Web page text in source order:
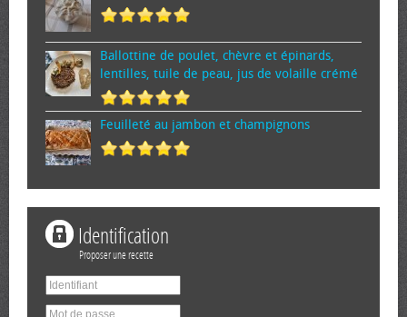
Ballottine de poulet, chèvre et épinards,
lentilles, tuile de peau, jus de volaille crémé
Feuilleté au jambon et champignons
Identification
Proposer une recette